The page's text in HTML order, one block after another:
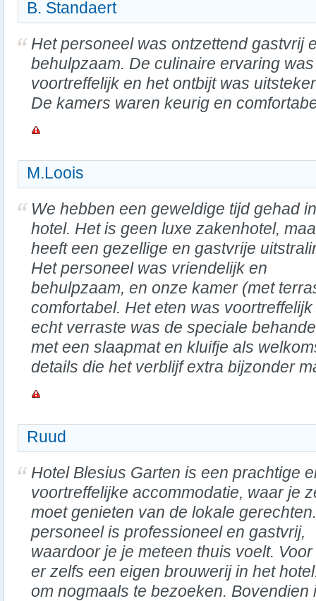
B. Standaert
Het personeel was ontzettend gastvrij
behulpzaam. De culinaire ervaring was
voortreffelijk en het ontbijt was
De kamers waren keurig en
M.Loois
We hebben een geweldige tijd gehad
hotel. Het is geen luxe zakenhotel,
heeft een gezellige en gastvrije
Het personeel was vriendelijk en
behulpzaam, en onze kamer (met
comfortabel. Het eten was
echt verraste was de speciale
met een slaapmat en kluifje als
details die het verblijf extra bijzonder
Ruud
Hotel Blesius Garten is een prachtige
voortreffelijke accommodatie, waar je
moet genieten van de lokale
personeel is professioneel en gastvrij,
waardoor je je meteen thuis voelt.
er zelfs een eigen brouwerij in het
om nogmaals te bezoeken. Bovendien